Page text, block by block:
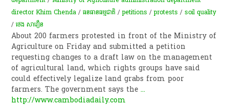
director Khim Chenda /ធនធានធម្មជាតិ /petitions /protests /soil quality
/ថេង សាវឿន
About 200 farmers protested in front of the Ministry of
Agriculture on Friday and submitted a petition
requesting changes to a draft law on the management
of agricultural land, which rights groups have said
could effectively legalize land grabs from poor
farmers. The government says the...
http://www.cambodiadaily.com